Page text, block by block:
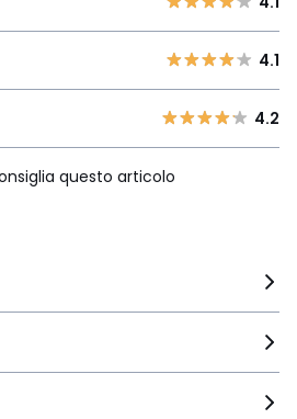
43
61
questo articolo
4.1
4.2
questo articolo